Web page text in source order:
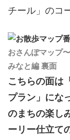
チール」のコ
おさんぽマップ
みなと編 裏面
こちらの面は
プラン」にな
のまちの楽し
ーリー仕立て